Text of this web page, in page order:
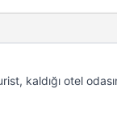
kaldığı otel